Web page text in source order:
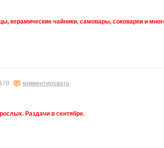
чайники, самовары, соковарки и
комментировать
Раздачи в сентябре.